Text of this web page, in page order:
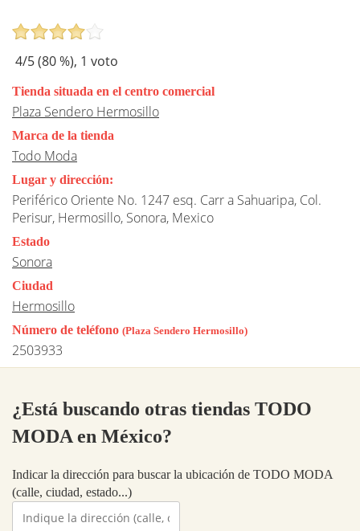
4/5 (80%), 1 voto
Tienda situada en el centro comercial
Plaza Sendero Hermosillo
Marca de la tienda
Todo Moda
Lugar y dirección:
Periférico Oriente No. 1247 esq. Carr a Sahuaripa, Col.
Perisur, Hermosillo, Sonora, Mexico
Estado
Sonora
Ciudad
Hermosillo
Número de teléfono (Plaza Sendero Hermosillo)
2503933
¿Está buscando otras tiendas TODO
MODA en México?
Indicar la dirección para buscar la ubicación de TODO MODA
(calle, ciudad, estado...)